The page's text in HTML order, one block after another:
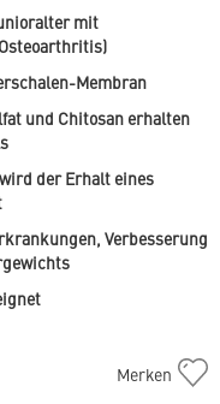
mit
Membran
und Chitosan erhalten
der Erhalt eines
Verbesserung
Dog
Merken